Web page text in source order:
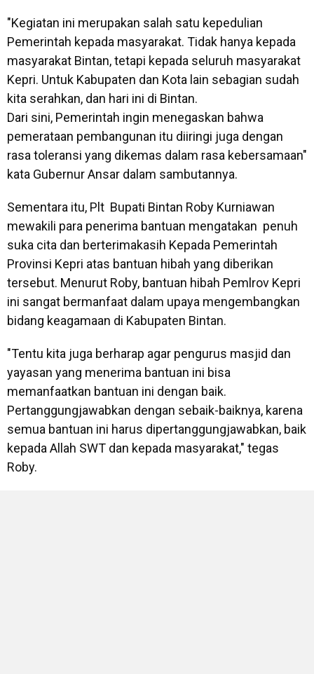
"Kegiatan ini merupakan salah satu kepedulian
Pemerintah kepada masyarakat. Tidak hanya kepada
masyarakat Bintan, tetapi kepada seluruh masyarakat
Kepri. Untuk Kabupaten dan Kota lain sebagian sudah
kita serahkan, dan hari ini di Bintan.
Dari sini, Pemerintah ingin menegaskan bahwa
pemerataan pembangunan itu diiringi juga dengan
rasa toleransi yang dikemas dalam rasa kebersamaan"
kata Gubernur Ansar dalam sambutannya.
Sementara itu, Plt Bupati Bintan Roby Kurniawan
mewakili para penerima bantuan mengatakan penuh
suka cita dan berterimakasih Kepada Pemerintah
Provinsi Kepri atas bantuan hibah yang diberikan
tersebut. Menurut Roby, bantuan hibah Pemlrov Kepri
ini sangat bermanfaat dalam upaya mengembangkan
bidang keagamaan di Kabupaten Bintan.
"Tentu kita juga berharap agar pengurus masjid dan
yayasan yang menerima bantuan ini bisa
memanfaatkan bantuan ini dengan baik.
Pertanggungjawabkan dengan sebaik-baiknya, karena
semua bantuan ini harus dipertanggungjawabkan, baik
kepada Allah SWT dan kepada masyarakat," tegas
Roby.